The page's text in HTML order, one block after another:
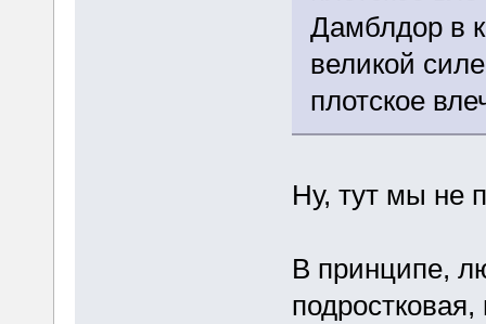
Дамблдор в
великой
плотское
Ну, тут мы не
В принципе,